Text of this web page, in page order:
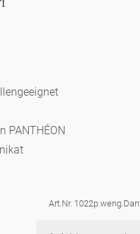
PANTHÉON
Art.Nr.